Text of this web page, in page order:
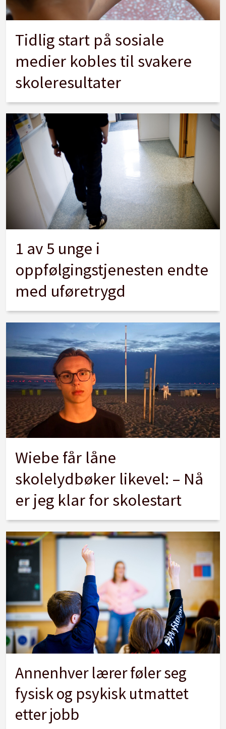
Tidlig start på sosiale
medier kobles til svakere
skoleresultater
1 av 5 unge i
oppfølgingstjenesten endte
med uføretrygd
Wiebe får låne
skolelydbøker likevel: – Nå
er jeg klar for skolestart
Annenhver lærer føler seg
fysisk og psykisk utmattet
etter jobb